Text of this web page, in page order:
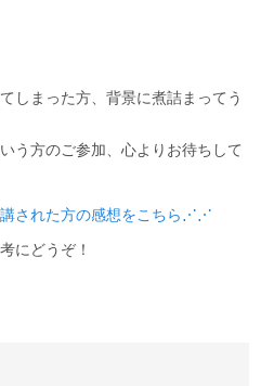
しまった方、背景に煮詰まってう
う方のご参加、心よりお待ちして
された方の感想をこちら⋰⋰
にどうぞ！